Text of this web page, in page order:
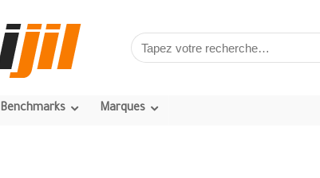
Benchmarks Marques